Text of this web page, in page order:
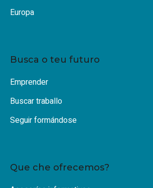
Europa
Busca o teu futuro
Emprender
Buscar traballo
Seguir formándose
Que che ofrecemos?